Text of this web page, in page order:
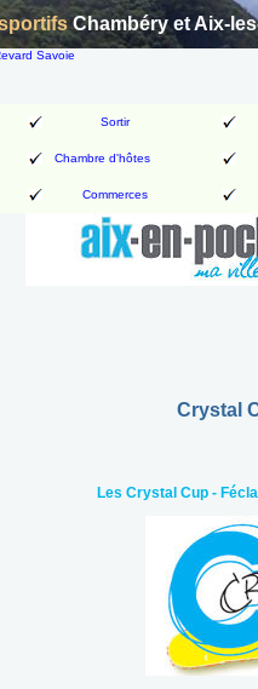
Chambéry et Aix-
Savoie
Sortir
Chambre d'hôtes
Commerces
Crystal
Les Crystal Cup -